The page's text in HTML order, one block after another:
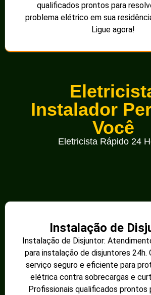
qualificados prontos para
problema elétrico em sua
Ligue agora!
Instalador
Você
Eletricista Rápido 24
Instalação de
Instalação de Disjuntor:
para instalação de disjuntores 24h.
serviço seguro e eficiente para
elétrica contra sobrecargas e
Profissionais qualificados prontos